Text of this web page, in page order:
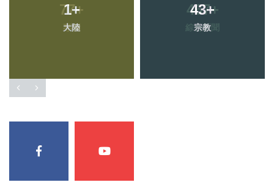
1+
大陸
43+
宗教